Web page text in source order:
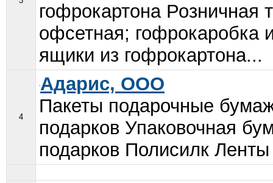
гофрокартона Розничная
офсетная; гофрокаробка
ящики из гофрокартона...
4
Адарис, ООО
Пакеты подарочные
подарков Упаковочная
подарков Полисилк